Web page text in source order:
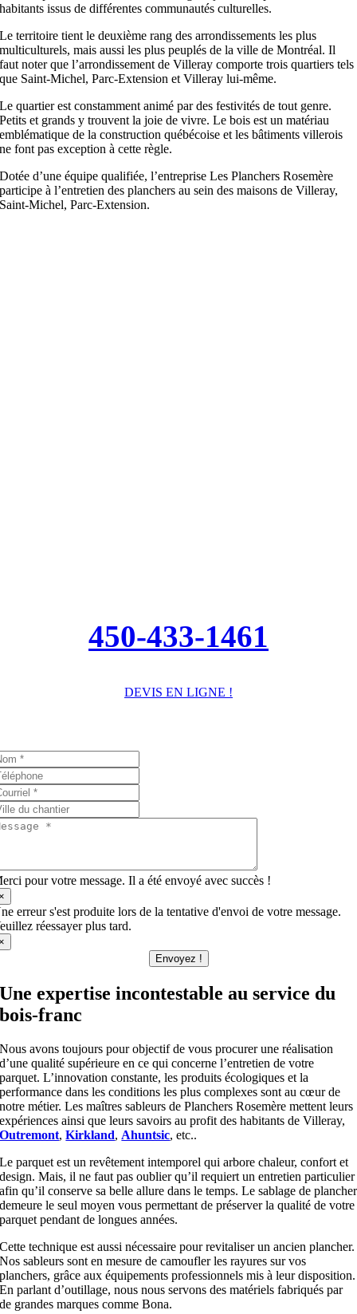
habitants issus de différentes communautés culturelles.
Le territoire tient le deuxième rang des arrondissements les plus
multiculturels, mais aussi les plus peuplés de la ville de Montréal. Il
faut noter que l’arrondissement de Villeray comporte trois quartiers tels
que Saint-Michel, Parc-Extension et Villeray lui-même.
Le quartier est constamment animé par des festivités de tout genre.
Petits et grands y trouvent la joie de vivre. Le bois est un matériau
emblématique de la construction québécoise et les bâtiments villerois
ne font pas exception à cette règle.
Dotée d’une équipe qualifiée, l’entreprise Les Planchers Rosemère
participe à l’entretien des planchers au sein des maisons de Villeray,
Saint-Michel, Parc-Extension.
450-433-1461
DEVIS EN LIGNE !
pour votre message. Il a été envoyé avec succès !
erreur s'est produite lors de la tentative d'envoi de votre message.
réessayer plus tard.
Envoyez !
Une expertise incontestable au service du
bois-franc
Nous avons toujours pour objectif de vous procurer une réalisation
d’une qualité supérieure en ce qui concerne l’entretien de votre
parquet. L’innovation constante, les produits écologiques et la
performance dans les conditions les plus complexes sont au cœur de
notre métier. Les maîtres sableurs de Planchers Rosemère mettent leurs
expériences ainsi que leurs savoirs au profit des habitants de Villeray,
Outremont,Kirkland, Ahuntsic, etc..
Le parquet est un revêtement intemporel qui arbore chaleur, confort et
design. Mais, il ne faut pas oublier qu’il requiert un entretien particulier
afin qu’il conserve sa belle allure dans le temps. Le sablage de plancher
demeure le seul moyen vous permettant de préserver la qualité de votre
parquet pendant de longues années.
Cette technique est aussi nécessaire pour revitaliser un ancien plancher.
Nos sableurs sont en mesure de camoufler les rayures sur vos
planchers, grâce aux équipements professionnels mis à leur disposition.
En parlant d’outillage, nous nous servons des matériels fabriqués par
de grandes marques comme Bona.